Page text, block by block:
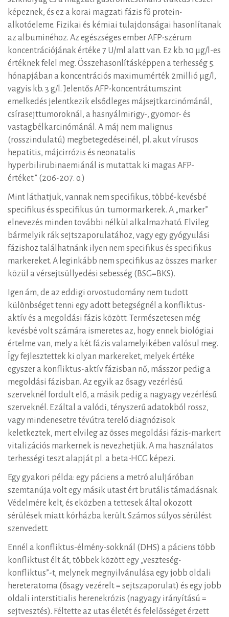
képeznek, és ez a korai magzati fázis fő protein-
alkotóeleme. Fizikai és kémiai tulajdonságai hasonlítanak
az albuminéhoz. Az egészséges ember AFP-szérum
koncentrációjának értéke 7 U/ml alatt van. Ez kb. 10 µg/l-es
értéknek felel meg. Összehasonlításképpen a terhesség 5.
hónapjában a koncentrációs maximumérték 2millió µg/l,
vagyis kb. 3 g/l. Jelentős AFP-koncentrátumszint
emelkedés jelentkezik elsődleges májsejtkarcinómánál,
csírasejttumoroknál, a hasnyálmirigy-, gyomor- és
vastagbélkarcinómánál. A máj nem malignus
(rosszindulatú) megbetegedéseinél, pl. akut vírusos
hepatitis, májcirrózis és neonatalis
hyperbilirubinaemiánál is mutattak ki magas AFP-
értéket.” (206-207. o.)
Mint láthatjuk, vannak nem specifikus, többé-kevésbé
specifikus és specifikus ún. tumormarkerek. A „marker”
elnevezés minden további nélkül alkalmazható. Elvileg
bármelyik rák sejtszaporulatához, vagy egy gyógyulási
fázishoz találhatnánk ilyen nem specifikus és specifikus
markereket. A leginkább nem specifikus az összes marker
közül a vérsejtsüllyedési sebesség (BSG=BKS).
Igen ám, de az eddigi orvostudomány nem tudott
különbséget tenni egy adott betegségnél a konfliktus-
aktív és a megoldási fázis között. Természetesen még
kevésbé volt számára ismeretes az, hogy ennek biológiai
értelme van, mely a két fázis valamelyikében valósul meg.
Így fejlesztettek ki olyan markereket, melyek értéke
egyszer a konfliktus-aktív fázisban nő, másszor pedig a
megoldási fázisban. Az egyik az ősagy vezérlésű
szerveknél fordult elő, a másik pedig a nagyagy vezérlésű
szerveknél. Ezáltal a valódi, tényszerű adatokból rossz,
vagy mindenesetre tévútra terelő diagnózisok
keletkeztek, mert elvileg az össes megoldási fázis-markert
vitalizációs markernek is nevezhetjük. A ma használatos
terhességi teszt alapját pl. a beta-HCG képezi.
Egy gyakori példa: egy páciens a metró aluljáróban
szemtanúja volt egy másik utast ért brutális támadásnak.
Védelmére kelt, és eközben a tettesek által okozott
sérülések miatt kórházba került. Számos súlyos sérülést
szenvedett.
Ennél a konfliktus-élmény-sokknál (DHS) a páciens több
konfliktust élt át, többek között egy „veszteség-
konfliktus”-t, melynek megnyilvánulása egy jobb oldali
hereteratoma (ősagy vezérelt = sejtszaporulat) és egy jobb
oldali interstitialis herenekrózis (nagyagy irányítású =
sejtvesztés). Féltette az utas életét és felelősséget érzett